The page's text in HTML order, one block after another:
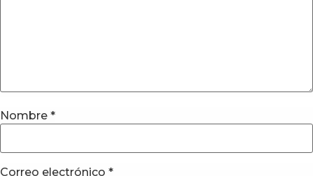
Nombre *
Correo electrónico *